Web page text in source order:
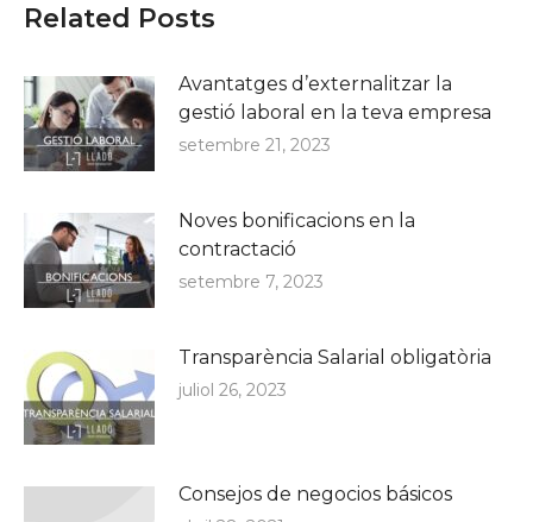
Related Posts
Avantatges d’externalitzar la
gestió laboral en la teva empresa
setembre 21, 2023
Noves bonificacions en la
contractació
setembre 7, 2023
Transparència Salarial obligatòria
juliol 26, 2023
Consejos de negocios básicos